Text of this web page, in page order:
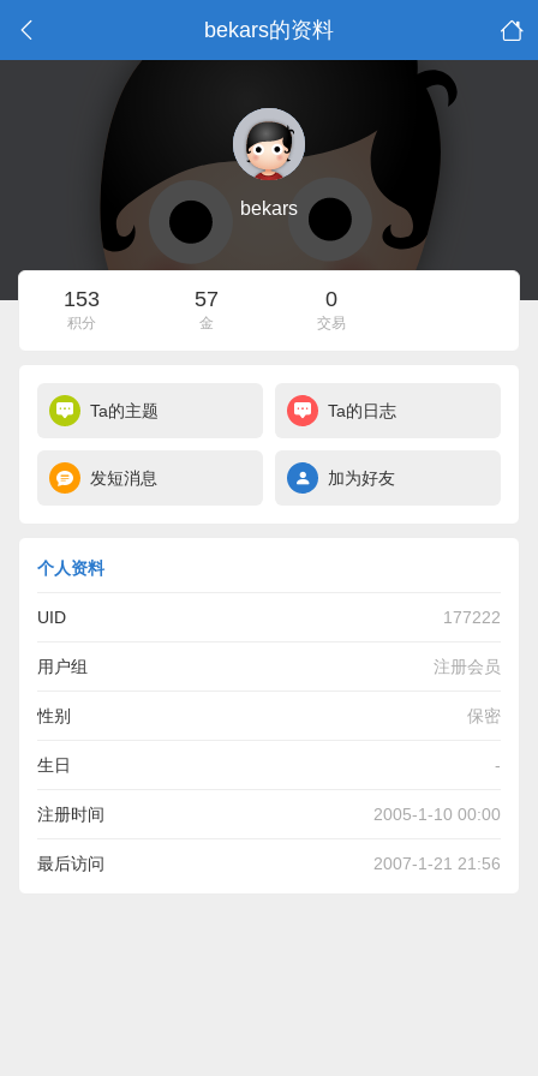
bekars的资料
bekars
153
积分
57
金
0
交易
Ta的主题 Ta的日志
发短消息 加为好友
个人资料
UID 177222
用户组 注册会员
性别 保密
生日 -
注册时间 2005-1-10 00:00
最后访问 2007-1-21 21:56